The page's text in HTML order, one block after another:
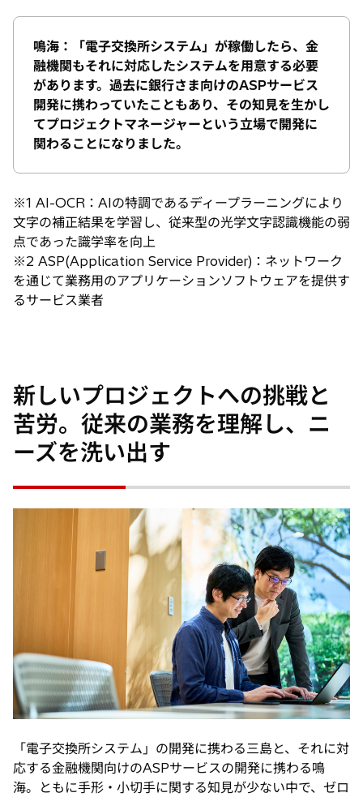
鳴海：「電子交換所システム」が稼働したら、金
融機関もそれに対応したシステムを用意する必要
があります。過去に銀行さま向けのASPサービス
開発に携わっていたこともあり、その知見を生かし
てプロジェクトマネージャーという立場で開発に
関わることになりました。
※1 AI-OCR：AIの特調であるディープラーニングにより
文字の補正結果を学習し、従来型の光学文字認識機能の弱
点であった識学率を向上
※2 ASP(Application Service Provider)：ネットワーク
を通じて業務用のアプリケーションソフトウェアを提供す
るサービス業者
新しいプロジェクトへの挑戦と
苦労。従来の業務を理解し、ニ
ーズを洗い出す
「電子交換所システム」の開発に携わる三島と、それに対
応する金融機関向けのASPサービスの開発に携わる鳴
海。ともに手形・小切手に関する知見が少ない中で、ゼロ